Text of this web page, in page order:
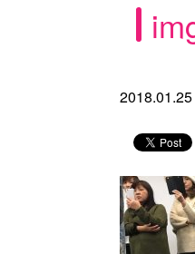
2018.01.25